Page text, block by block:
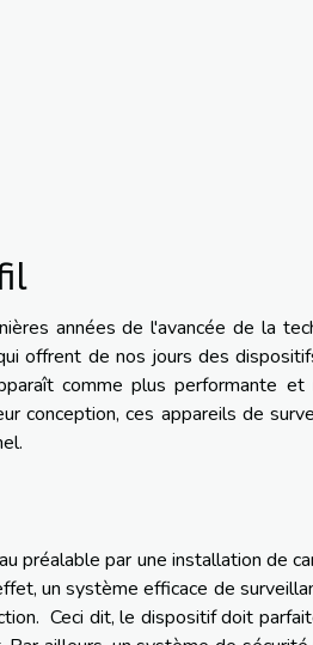
années de l'avancée de la
offrent de nos jours des
comme plus performante
conception, ces appareils de
préalable par une installation de
un système efficace de
Ceci dit, le dispositif doit